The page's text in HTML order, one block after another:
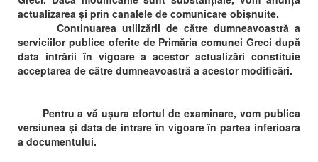
actualizarea și prin canalele de comunicare obișnuite.
Continuarea utilizării de către dumneavoastră a
serviciilor publice oferite de Primăria comunei Greci după
data intrării în vigoare a acestor actualizări constituie
acceptarea de către dumneavoastră a acestor modificări.
Pentru a vă ușura efortul de examinare, vom publica
versiunea și data de intrare în vigoare în partea inferioara
a documentului.